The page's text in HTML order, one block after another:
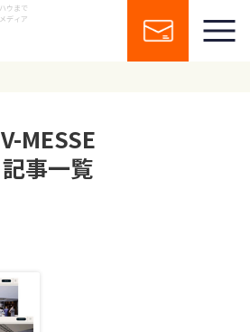
ウまで
ディア
V-MESSE
記事一覧